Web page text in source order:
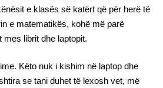
e klasës së katërt që për herë të
e matematikës, kohë më parë
mes librit dhe laptopit.
Këto nuk i kishim në laptop dhe
se tani duhet të lexosh vet, më